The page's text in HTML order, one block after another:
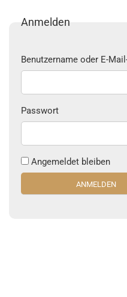
Anmelden
Benutzername oder E-
Passwort
Angemeldet bleiben